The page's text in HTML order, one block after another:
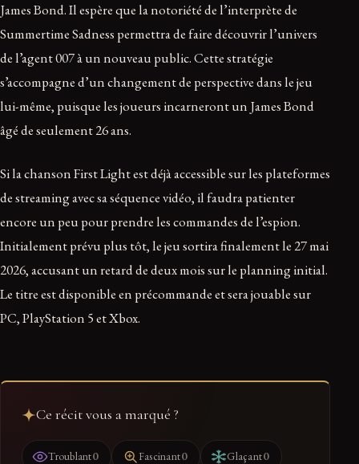
James Bond. Il espère que la notoriété de l’interprète de
Summertime Sadness permettra de faire découvrir l’univers
de l’agent 007 à un nouveau public. Cette stratégie
s’accompagne d’un changement de perspective dans le jeu
lui-même, puisque les joueurs incarneront un James Bond
âgé de seulement 26 ans.
Si la chanson First Light est déjà accessible sur les plateformes
de streaming avec sa séquence vidéo, il faudra patienter
encore un peu pour prendre les commandes de l’espion.
Initialement prévu plus tôt, le jeu sortira finalement le 27 mai
2026, accusant un retard de deux mois sur le planning initial.
Le titre est disponible en précommande et sera jouable sur
PC, PlayStation 5 et Xbox.
Ce récit vous a marqué ?
Troublant0 Fascinant0 Glaçant0